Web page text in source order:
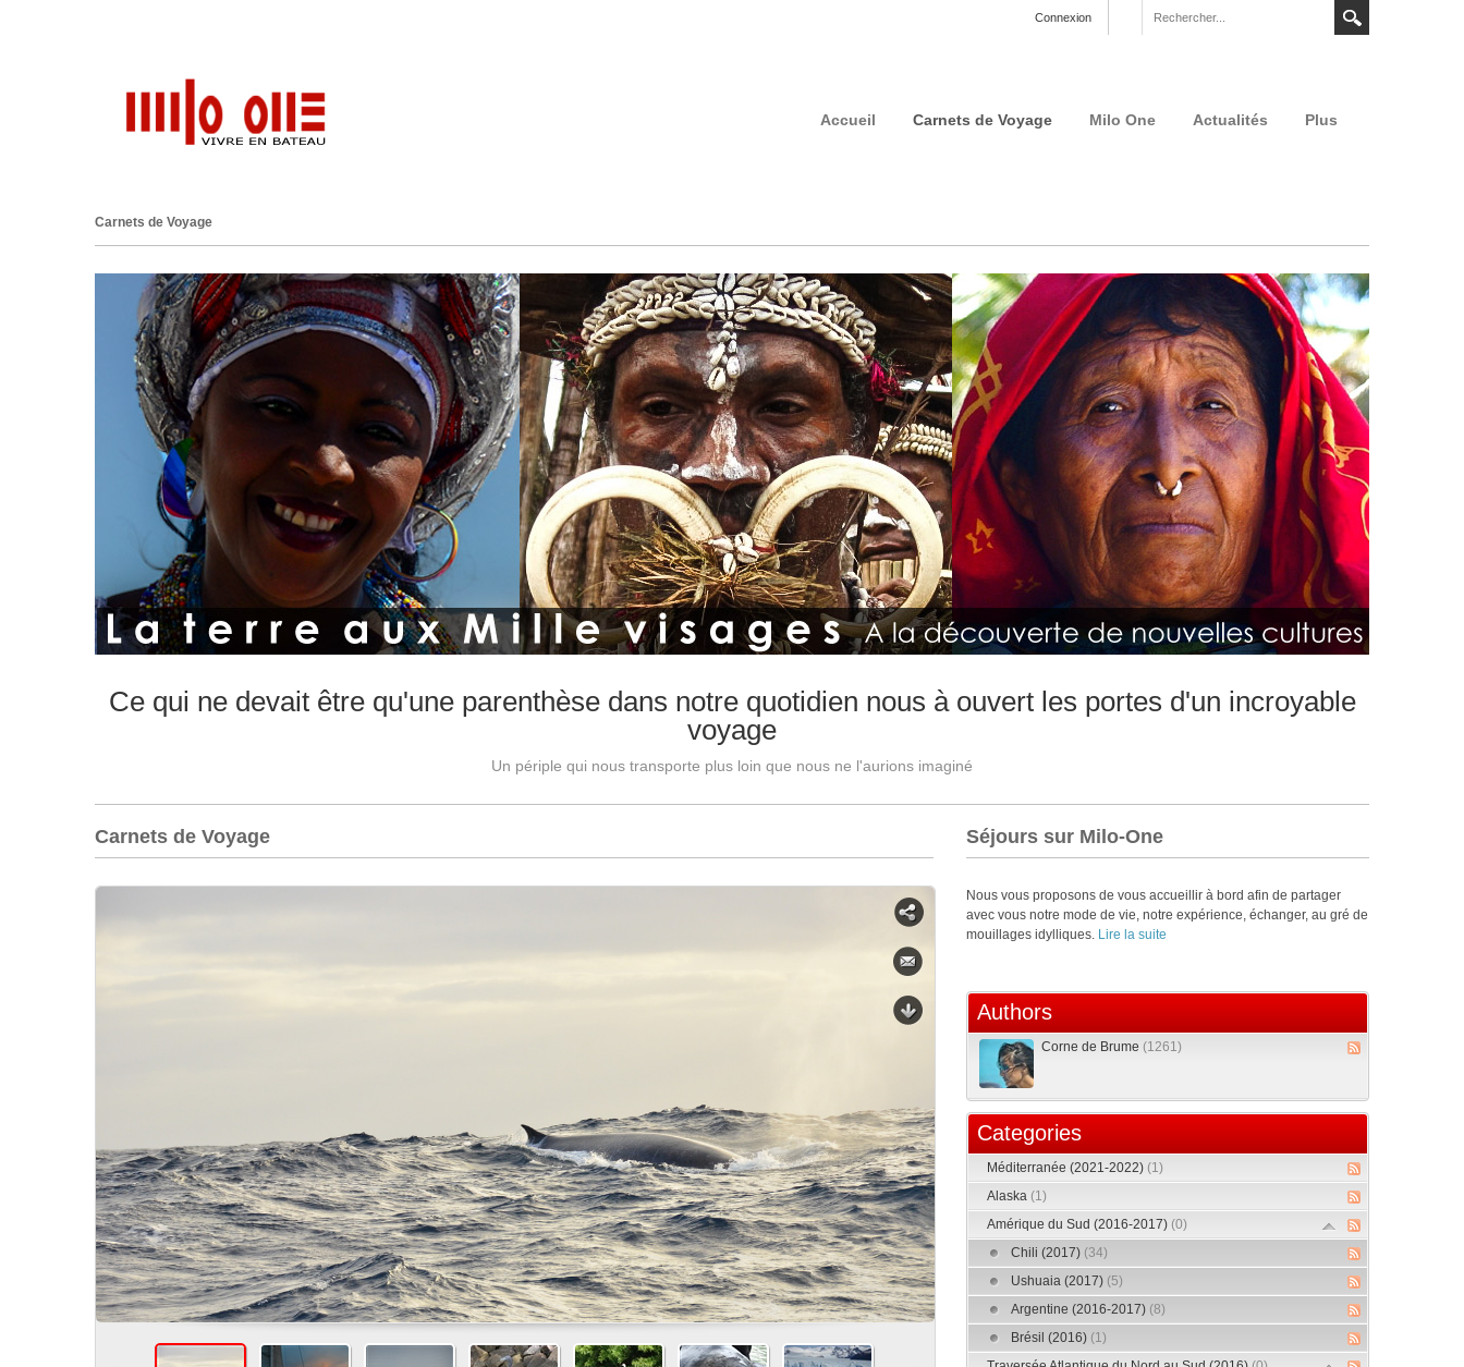
Connexion
Accueil Carnets de Voyage Milo One Actualités Plus
Carnets de Voyage
Ce qui ne devait être qu'une parenthèse dans notre quotidien nous à ouvert les portes d'un incroyable
voyage
Un périple qui nous transporte plus loin que nous ne l'aurions imaginé
Carnets de Voyage Séjours sur Milo-One
Nous vous proposons de vous accueillir à bord afin de partager
avec vous notre mode de vie, notre expérience, échanger, au gré de
mouillages idylliques. Lire la suite
Authors
Corne de Brume (1261)
Categories
Méditerranée (2021-2022) (1)
Alaska (1)
Amérique du Sud (2016-2017) (0)
Chili (2017) (34)
Ushuaia (2017) (5)
Argentine (2016-2017) (8)
Brésil (2016) (1)